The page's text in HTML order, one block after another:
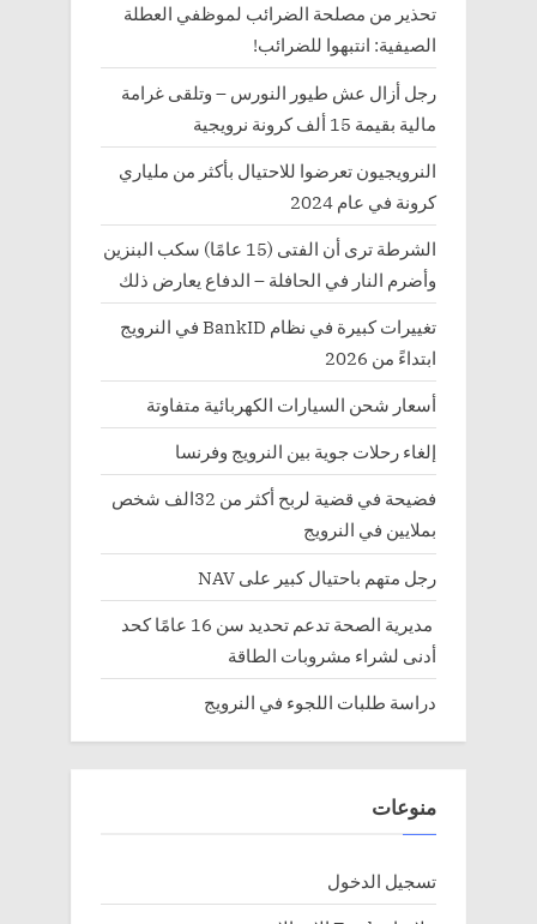
تحذير من مصلحة الضرائب لموظفي العطلة
الصيفية: انتبهوا للضرائب!
رجل أزال عش طيور النورس – وتلقى غرامة
مالية بقيمة 15 ألف كرونة نرويجية
النرويجيون تعرضوا للاحتيال بأكثر من ملياري
كرونة في عام 2024
الشرطة ترى أن الفتى (15 عامًا) سكب البنزين
وأضرم النار في الحافلة – الدفاع يعارض ذلك
تغييرات كبيرة في نظام BankID في النرويج
ابتداءً من 2026
أسعار شحن السيارات الكهربائية متفاوتة
إلغاء رحلات جوية بين النرويج وفرنسا
فضيحة في قضية لربح أكثر من 32الف شخص
بملايين في النرويج
رجل متهم باحتيال كبير على NAV
مديرية الصحة تدعم تحديد سن 16 عامًا كحد
أدنى لشراء مشروبات الطاقة
دراسة طلبات اللجوء في النرويج
منوعات
تسجيل الدخول